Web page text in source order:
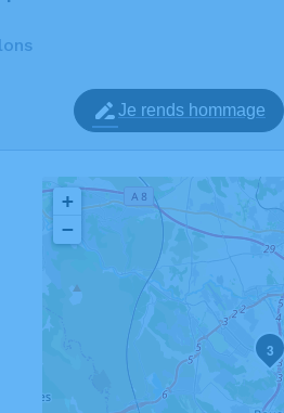
Je rends hommage
3
+
−